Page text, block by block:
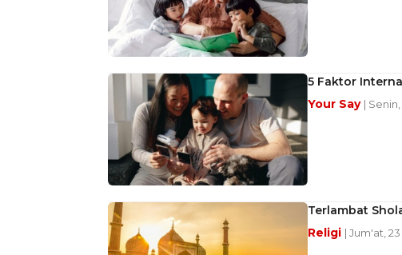
5 Faktor
Your Say |
Terlambat
Religi | Jum'at, 23